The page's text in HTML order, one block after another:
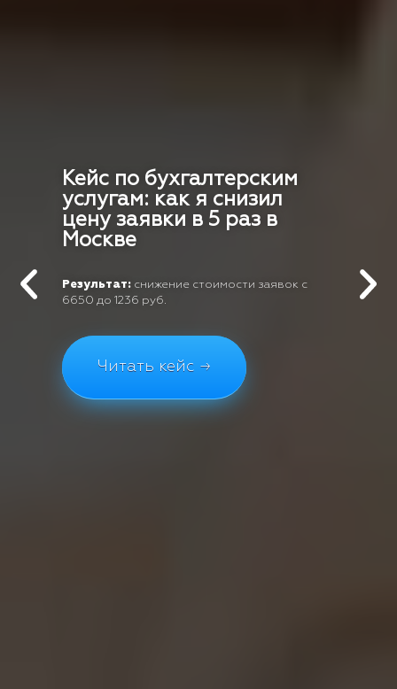
Кейс по бухгалтерским
услугам: как я снизил
цену заявки в 5 раз в
Москве
Результат: снижение стоимости заявок с
6650 до 1236 руб.
Читать кейс →